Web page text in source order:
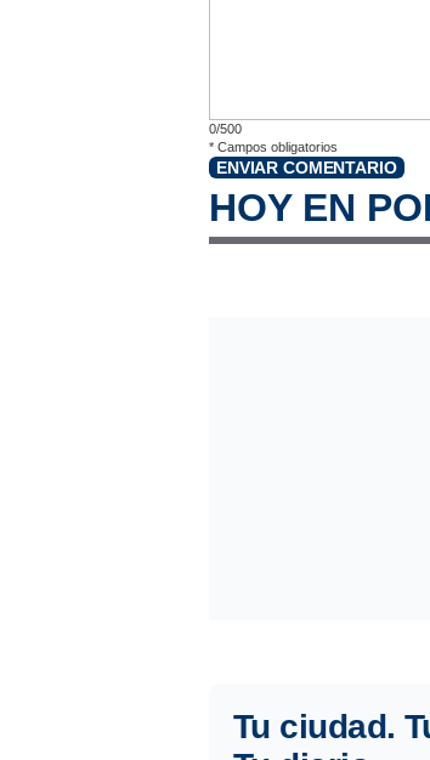
0/500
* Campos obligatorios
ENVIAR COMENTARIO
HOY EN
Tu ciudad.